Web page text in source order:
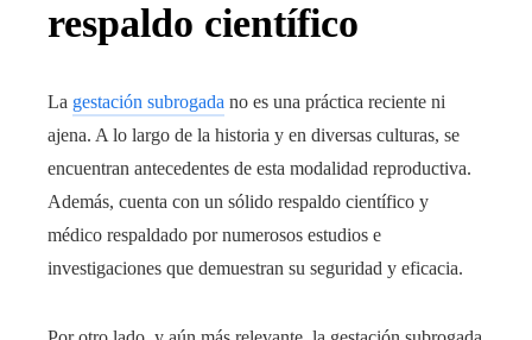
respaldo científico
La gestación subrogada no es una práctica reciente ni
ajena. A lo largo de la historia y en diversas culturas, se
encuentran antecedentes de esta modalidad reproductiva.
Además, cuenta con un sólido respaldo científico y
médico respaldado por numerosos estudios e
investigaciones que demuestran su seguridad y eficacia.